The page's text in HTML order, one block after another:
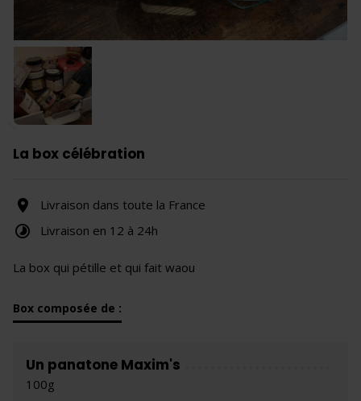
La box célébration
Livraison dans toute la France
Livraison en 12 à 24h
La box qui pétille et qui fait waou
Box composée de :
Un panatone Maxim's
100g